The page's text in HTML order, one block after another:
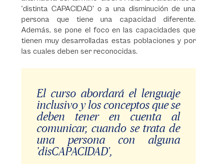
'distinta CAPACIDAD' o a una disminución de una
persona que tiene una capacidad diferente.
Además, se pone el foco en las capacidades que
tienen muy desarrolladas estas poblaciones y por
las cuales deben ser reconocidas.
El curso abordará el lenguaje
inclusivo y los conceptos que se
deben tener en cuenta al
comunicar, cuando se trata de
una persona con alguna
'disCAPACIDAD',